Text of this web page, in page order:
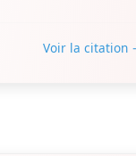
Voir la citation